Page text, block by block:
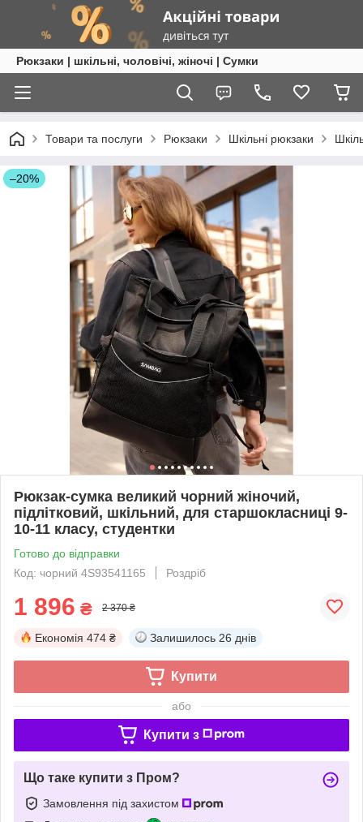
Рюкзаки | шкільні, чоловічі, жіночі | Сумки
Товари та послуги Рюкзаки Шкільні рюкзаки
–20%
Рюкзак-сумка великий чорний жіночий,
підлітковий, шкільний, для старшокласниці 9-
10-11 класу, студентки
Готово до відправки
Код: чорний 4S93541165
Роздріб
1 896 ₴ 2 370 ₴
Економія 474 ₴ Залишилось 26 днів
Купити
або
Купити з
Що таке купити з Пром?
Замовлення під захистом